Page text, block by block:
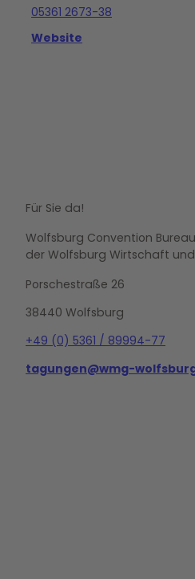
05361 2673-38
Website
Für Sie da!
Wolfsburg Convention Bureau
der Wolfsburg Wirtschaft
Porschestraße 26
38440 Wolfsburg
+49 (0) 5361 / 89994-77
tagungen@wmg-